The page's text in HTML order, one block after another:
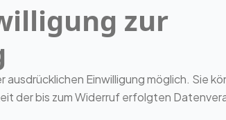
zur
Einwilligung möglich. Sie
der bis zum Widerruf erfolgten